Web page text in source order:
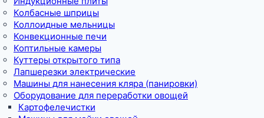
Колбасные шприцы
Коллоидные мельницы
Конвекционные печи
Коптильные камеры
Куттеры открытого типа
Лапшерезки электрические
Машины для нанесения кляра (панировки)
Оборудование для переработки овощей
Картофелечистки